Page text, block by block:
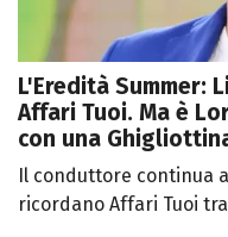
L'Eredità Summer:
Affari Tuoi. Ma è
con una
Il conduttore continua
ricordano Affari Tuoi